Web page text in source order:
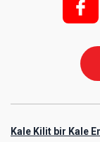
f;
Kale Kilit bir Kale